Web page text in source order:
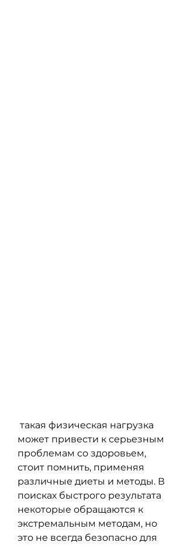
может привести к серьезным
проблемам со здоровьем,
стоит помнить, применяя
различные диеты и методы. В
поисках быстрого результата
некоторые обращаются к
экстремальным методам, но
это не всегда безопасно для